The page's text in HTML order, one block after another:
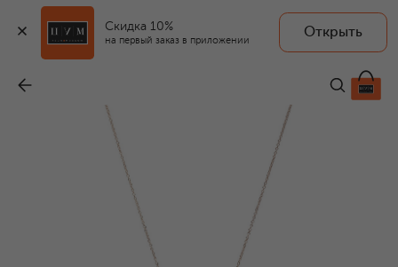
Скидка 10%
на первый заказ в приложении
Открыть